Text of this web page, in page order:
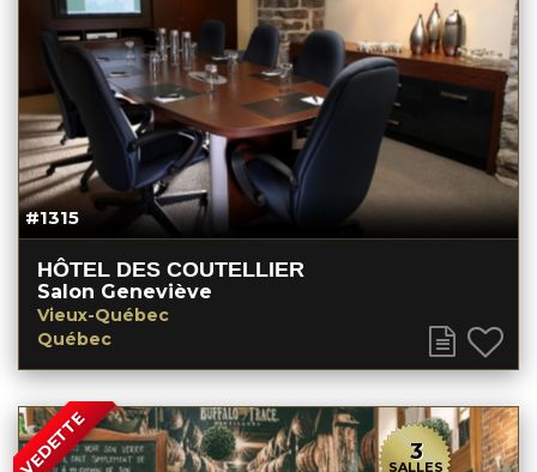
#1315
HÔTEL DES COUTELLIER
Salon Geneviève
Vieux-Québec
Québec
VEDETTE 3
SALLES